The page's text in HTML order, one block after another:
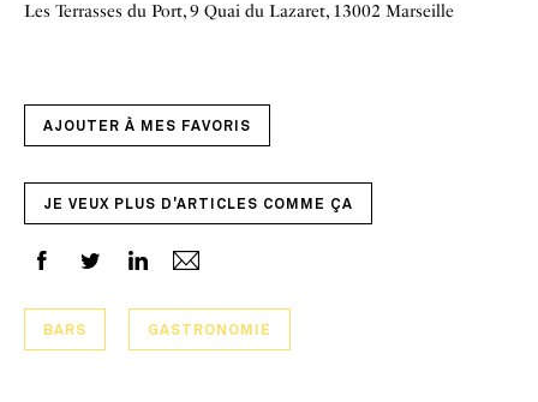
Les Terrasses du Port, 9 Quai du Lazaret, 13002 Marseille
AJOUTER À MES FAVORIS
JE VEUX PLUS D'ARTICLES COMME ÇA
BARS GASTRONOMIE